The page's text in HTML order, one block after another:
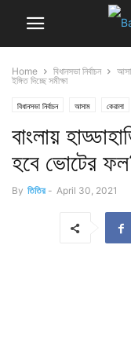
Home বিধানসভা নির্বাচন
ইঙ্গিত দিচ্ছে সমীক্ষা
বিধানসভা নির্বাচন আসাম কেরালা
বাংলায়
হবে ভোটের
By তিতির - April 30, 2021